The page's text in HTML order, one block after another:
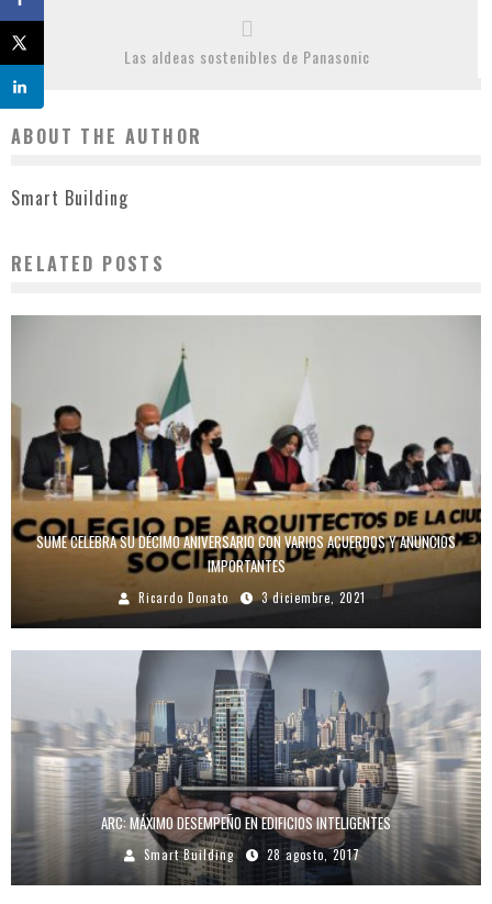
Las aldeas sostenibles de Panasonic
ABOUT THE AUTHOR
Smart Building
RELATED POSTS
SUME CELEBRA SU DÉCIMO ANIVERSARIO CON VARIOS ACUERDOS Y ANUNCIOS
IMPORTANTES
Ricardo Donato 3 diciembre, 2021
ARC: MÁXIMO DESEMPEÑO EN EDIFICIOS INTELIGENTES
Smart Building 28 agosto, 2017